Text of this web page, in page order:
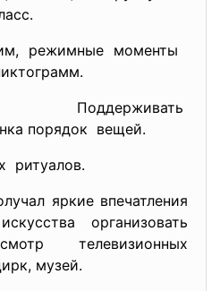
режимные моменты
порядок вещей.
ритуалов.
яркие впечатления
организовать
телевизионных
музей.